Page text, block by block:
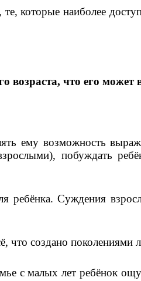
те, которые наиболее
что его может
ему возможность
побуждать
ребёнка. Суждения
что создано поколениями
с малых лет ребёнок